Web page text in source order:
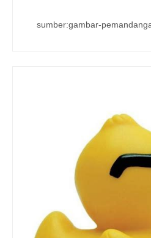
sumber:gambar-